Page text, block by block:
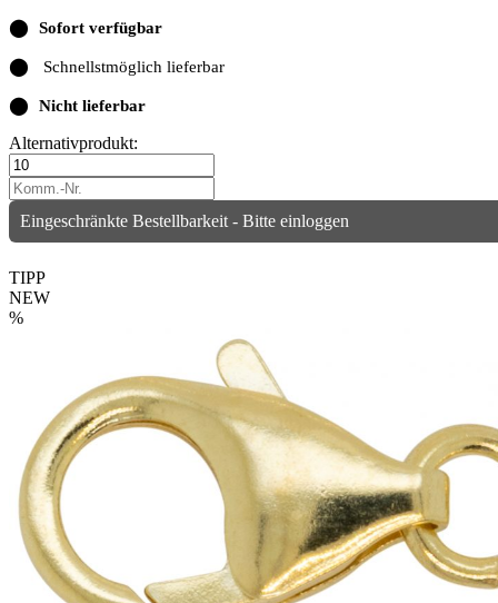
⬤ Sofort verfügbar
⬤ Schnellstmöglich lieferbar
⬤ Nicht lieferbar
Alternativprodukt:
Eingeschränkte Bestellbarkeit - Bitte einloggen
TIPP
NEW
%